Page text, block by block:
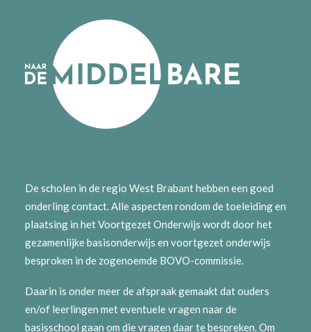
De scholen in de regio West Brabant hebben een goed
onderling contact. Alle aspecten rondom de toeleiding en
plaatsing in het Voortgezet Onderwijs wordt door het
gezamenlijke basisonderwijs en voortgezet onderwijs
besproken in de zogenoemde BOVO-commissie.
Daarin is onder meer de afspraak gemaakt dat ouders
en/of leerlingen met eventuele vragen naar de
basisschool gaan om die vragen daar te bespreken. Om